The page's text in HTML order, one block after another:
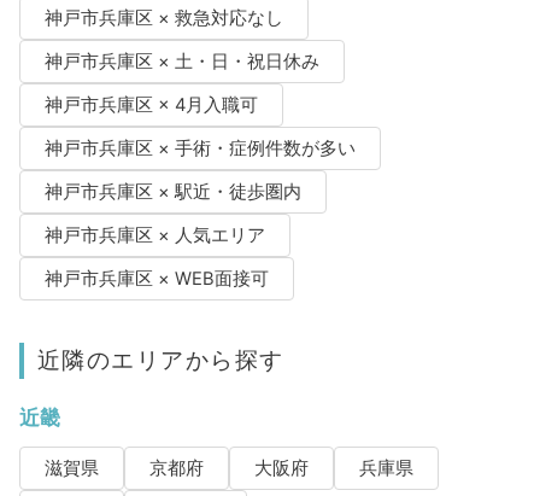
神戸市兵庫区 × 救急対応なし
神戸市兵庫区 × 土・日・祝日休み
神戸市兵庫区 × 4月入職可
神戸市兵庫区 × 手術・症例件数が多い
神戸市兵庫区 × 駅近・徒歩圏内
神戸市兵庫区 × 人気エリア
神戸市兵庫区 × WEB面接可
近隣のエリアから探す
近畿
滋賀県 京都府 大阪府
兵庫県